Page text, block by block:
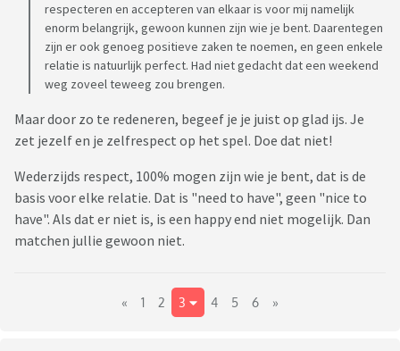
respecteren en accepteren van elkaar is voor mij namelijk
enorm belangrijk, gewoon kunnen zijn wie je bent. Daarentegen
zijn er ook genoeg positieve zaken te noemen, en geen enkele
relatie is natuurlijk perfect. Had niet gedacht dat een weekend
weg zoveel teweeg zou brengen.
Maar door zo te redeneren, begeef je je juist op glad ijs. Je
zet jezelf en je zelfrespect op het spel. Doe dat niet!
Wederzijds respect, 100% mogen zijn wie je bent, dat is de
basis voor elke relatie. Dat is "need to have", geen "nice to
have". Als dat er niet is, is een happy end niet mogelijk. Dan
matchen jullie gewoon niet.
« 1 2 3 4 5 6 »